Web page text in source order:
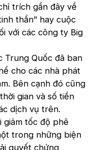
trích gần đây về
thần” hay cuộc
với các công ty Big
Trung Quốc đã ban
cho các nhà phát
Bên cạnh đó cũng
gian và số tiền
dịch vụ trên.
giảm tốc độ phê
trong những biện
quyết chứng